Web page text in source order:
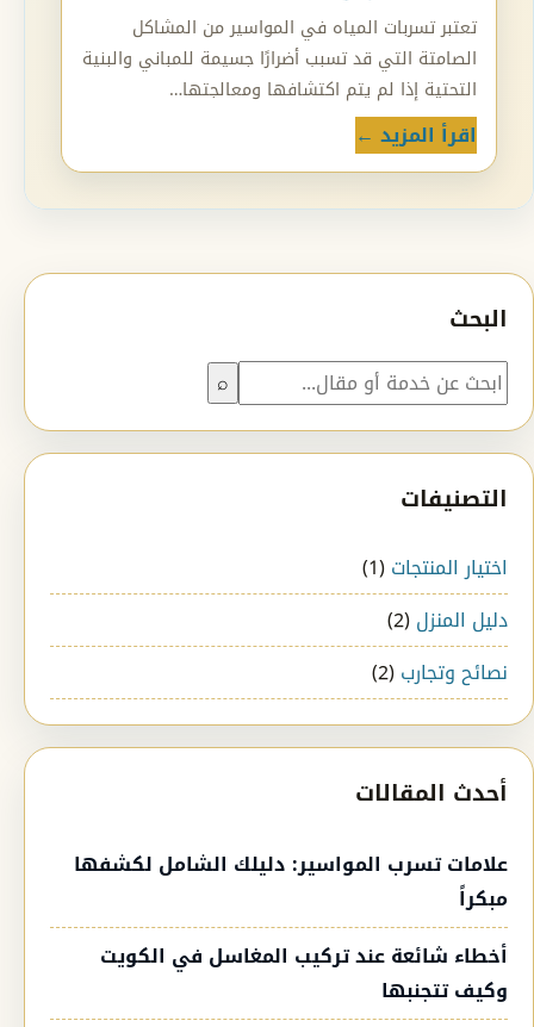
تعتبر تسربات المياه في المواسير من المشاكل
الصامتة التي قد تسبب أضرارًا جسيمة للمباني والبنية
التحتية إذا لم يتم اكتشافها ومعالجتها…
اقرأ المزيد ←
البحث
بحث ⌕
التصنيفات
اختيار المنتجات(1)
دليل المنزل(2)
نصائح وتجارب(2)
أحدث المقالات
علامات تسرب المواسير: دليلك الشامل لكشفها
مبكراً
أخطاء شائعة عند تركيب المغاسل في الكويت
وكيف تتجنبها